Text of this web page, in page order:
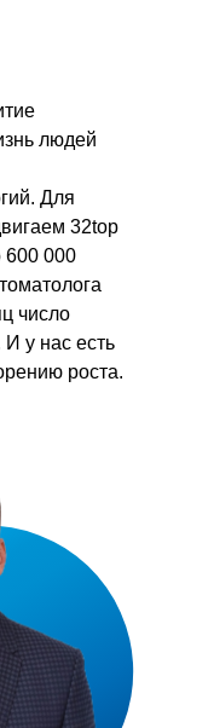
людей
Для
32top
600 000
число
И у нас есть
роста.